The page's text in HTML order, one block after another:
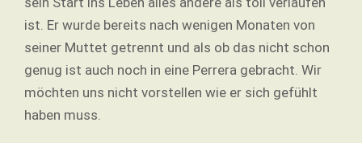
ist. Er wurde bereits nach wenigen Monaten von
seiner Muttet getrennt und als ob das nicht schon
genug ist auch noch in eine Perrera gebracht. Wir
möchten uns nicht vorstellen wie er sich gefühlt
haben muss.